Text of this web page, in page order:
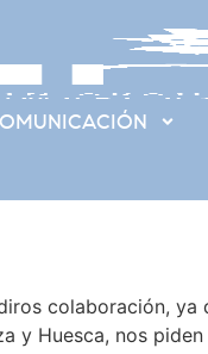
colaboración, ya
y Huesca, nos